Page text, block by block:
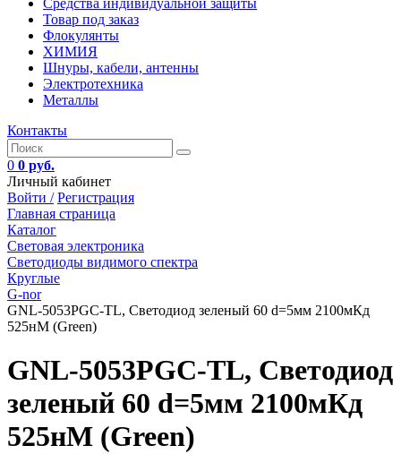
Средства индивидуальной защиты
Товар под заказ
Флокулянты
ХИМИЯ
Шнуры, кабели, антенны
Электротехника
Металлы
Контакты
0 0 руб.
Личный кабинет
Войти / Регистрация
Главная страница
Каталог
Световая электроника
Светодиоды видимого спектра
Круглые
G-nor
GNL-5053PGC-TL, Светодиод зеленый 60 d=5мм 2100мКд
525нМ (Green)
GNL-5053PGC-TL, Светодиод
зеленый 60 d=5мм 2100мКд
525нМ (Green)